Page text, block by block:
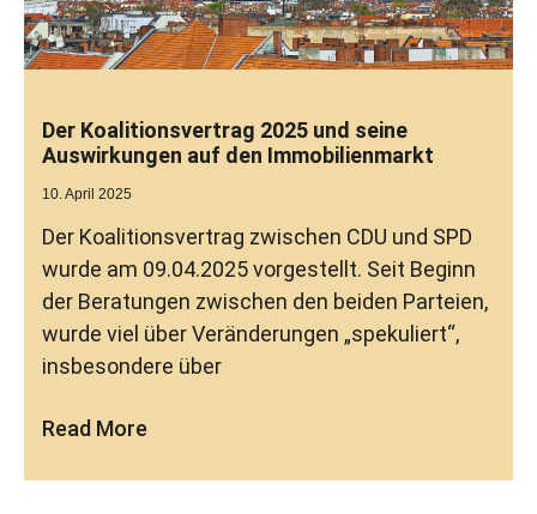
Der Koalitionsvertrag 2025 und seine
Auswirkungen auf den Immobilienmarkt
10. April 2025
Der Koalitionsvertrag zwischen CDU und SPD
wurde am 09.04.2025 vorgestellt. Seit Beginn
der Beratungen zwischen den beiden Parteien,
wurde viel über Veränderungen „spekuliert“,
insbesondere über
Read More